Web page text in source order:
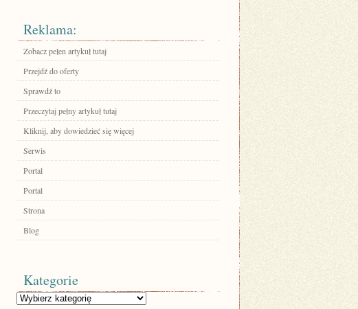
Reklama:
Zobacz pełen artykuł tutaj
Przejdź do oferty
Sprawdź to
Przeczytaj pełny artykuł tutaj
Kliknij, aby dowiedzieć się więcej
Serwis
Portal
Portal
Strona
Blog
Kategorie
Kategorie